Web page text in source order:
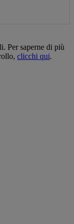
Per saperne di più
clicchi qui.